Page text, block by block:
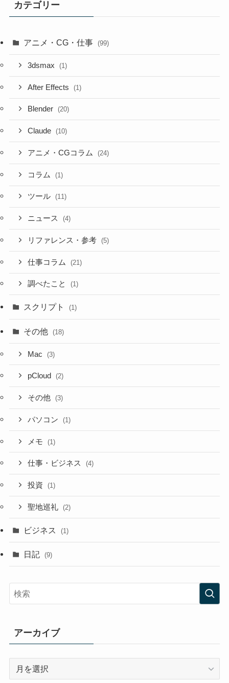
カテゴリー
アニメ・CG・仕事 (99)
3dsmax (1)
After Effects (1)
Blender (20)
Claude (10)
アニメ・CGコラム (24)
コラム (1)
ツール (11)
ニュース (4)
リファレンス・参考 (5)
仕事コラム (21)
調べたこと (1)
スクリプト (1)
その他 (18)
Mac (3)
pCloud (2)
その他 (3)
パソコン (1)
メモ (1)
仕事・ビジネス (4)
投資 (1)
聖地巡礼 (2)
ビジネス (1)
日記 (9)
アーカイブ